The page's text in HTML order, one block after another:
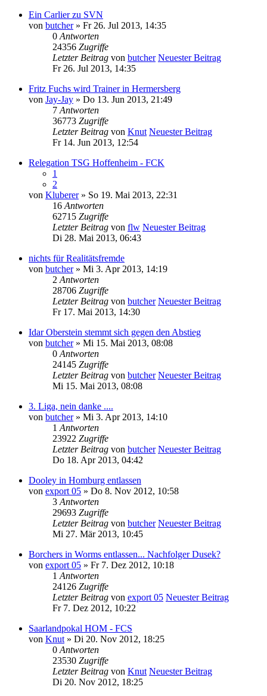
Ein Carlier zu SVN
von butcher» Fr 26. Jul 2013, 14:35
0 Antworten
24356 Zugriffe
Letzter Beitrag von butcher Neuester Beitrag
Fr 26. Jul 2013, 14:35
Fritz Fuchs wird Trainer in Hermersberg
von Jay-Jay » Do 13. Jun 2013, 21:49
7 Antworten
36773 Zugriffe
Letzter Beitrag von Knut Neuester Beitrag
Fr 14. Jun 2013, 12:54
Relegation TSG Hoffenheim - FCK
1
2
von Kluberer» So 19. Mai 2013, 22:31
16 Antworten
62715 Zugriffe
Letzter Beitrag von flw Neuester Beitrag
Di 28. Mai 2013, 06:43
nichts für Realitätsfremde
von butcher» Mi 3. Apr 2013, 14:19
2 Antworten
28706 Zugriffe
Letzter Beitrag von butcher Neuester Beitrag
Fr 17. Mai 2013, 14:30
Idar Oberstein stemmt sich gegen den Abstieg
von butcher» Mi 15. Mai 2013, 08:08
0 Antworten
24145 Zugriffe
Letzter Beitrag von butcher Neuester Beitrag
Mi 15. Mai 2013, 08:08
3. Liga, nein danke ....
von butcher» Mi 3. Apr 2013, 14:10
1 Antworten
23922 Zugriffe
Letzter Beitrag von butcher Neuester Beitrag
Do 18. Apr 2013, 04:42
Dooley in Homburg entlassen
von export 05 » Do 8. Nov 2012, 10:58
3 Antworten
29693 Zugriffe
Letzter Beitrag von butcher Neuester Beitrag
Mi 27. Mär 2013, 10:45
Borchers in Worms entlassen... Nachfolger Dusek?
von export 05 » Fr 7. Dez 2012, 10:18
1 Antworten
24126 Zugriffe
Letzter Beitrag von export 05 Neuester Beitrag
Fr 7. Dez 2012, 10:22
Saarlandpokal HOM - FCS
von Knut » Di 20. Nov 2012, 18:25
0 Antworten
23530 Zugriffe
Letzter Beitrag von Knut Neuester Beitrag
Di 20. Nov 2012, 18:25